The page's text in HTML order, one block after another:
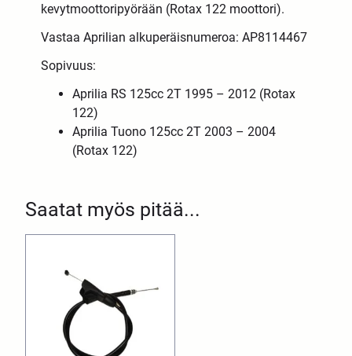
Saatat myös pitää...
kevytmoottoripyörään (Rotax 122 moottori).
Vastaa Aprilian alkuperäisnumeroa: AP8114467
Sopivuus:
Aprilia RS 125cc 2T 1995 – 2012 (Rotax
122)
Aprilia Tuono 125cc 2T 2003 – 2004
(Rotax 122)